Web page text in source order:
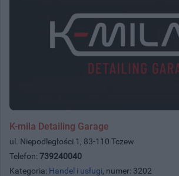
K-mila Detailing Garage
ul. Niepodległości 1, 83-110 Tczew
Telefon: 739240040
Kategoria: Handel i usługi, numer: 3202